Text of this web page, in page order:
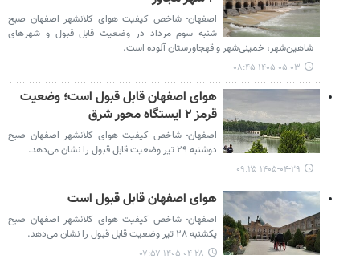
اصفهان- شاخص کیفیت هوای کلانشهر اصفهان صبح
شنبه سوم مرداد در وضعیت قابل قبول و شهرهای
شاهین‌شهر، خمینی‌شهر و قهجاورستان آلوده است.
۱۴۰۵-۰۵-۰۳ ۰۸:۴۵
هوای اصفهان قابل قبول است؛ وضعیت
قرمز ۲ ایستگاه محور شرق
اصفهان- شاخص کیفیت هوای کلانشهر اصفهان صبح
دوشنبه ۲۹ تیر وضعیت قابل قبول را نشان می‌دهد.
۱۴۰۵-۰۴-۲۹ ۰۹:۲۵
هوای اصفهان قابل قبول است
اصفهان- شاخص کیفیت هوای کلانشهر اصفهان صبح
یکشنبه ۲۸ تیر وضعیت قابل قبول را نشان می‌دهد.
۱۴۰۵-۰۴-۲۸ ۰۷:۵۷